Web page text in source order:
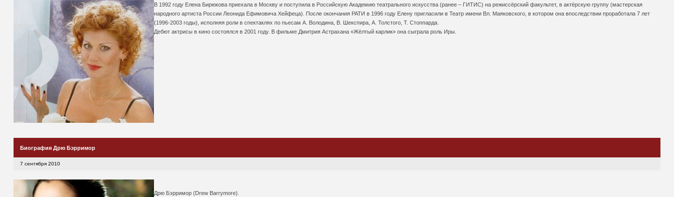
В 1992 году Елена Бирюкова приехала в Москву и поступила в Российскую Академию театрального искусства (ранее – ГИТИС) на режиссёрский факультет, в актёрскую группу (мастерская
народного артиста России Леонида Ефимовича Хейфеца). После окончания РАТИ в 1996 году Елену пригласили в Театр имени Вл. Маяковского, в котором она впоследствии проработала 7 лет
(1996-2003 годы), исполняя роли в спектаклях по пьесам А. Володина, В. Шекспира, А. Толстого, Т. Стоппарда.
Дебют актрисы в кино состоялся в 2001 году. В фильме Дмитрия Астрахана «Жёлтый карлик» она сыграла роль Иры.
Биография Дрю Бэрримор
7 сентября 2010
Дрю Бэрримор (Drew Barrymore).